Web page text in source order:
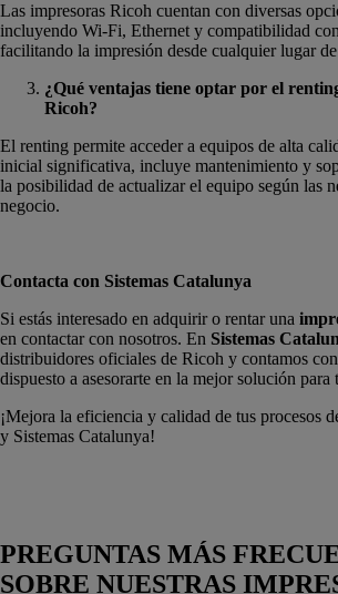
Las impresoras Ricoh cuentan con diversas
incluyendo Wi-Fi, Ethernet y compatibilidad
facilitando la impresión desde cualquier lugar
¿Qué ventajas tiene optar por el
Ricoh?
El renting permite acceder a equipos de alta
inicial significativa, incluye mantenimiento y
la posibilidad de actualizar el equipo según las
negocio.
Contacta con Sistemas Catalunya
Si estás interesado en adquirir o rentar una
en contactar con nosotros. En Sistemas
distribuidores oficiales de Ricoh y contamos
dispuesto a asesorarte en la mejor solución para
¡Mejora la eficiencia y calidad de tus procesos
y Sistemas Catalunya!
PREGUNTAS MÁS
SOBRE NUESTRAS